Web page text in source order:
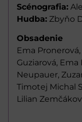
Scénografia:
Hudba: Zbyňo
Obsadenie
Ema
Guziarová,
Neupauer,
Timotej Michal
Lilian